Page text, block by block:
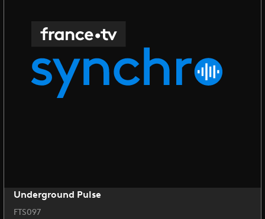
Underground Pulse
FTS097